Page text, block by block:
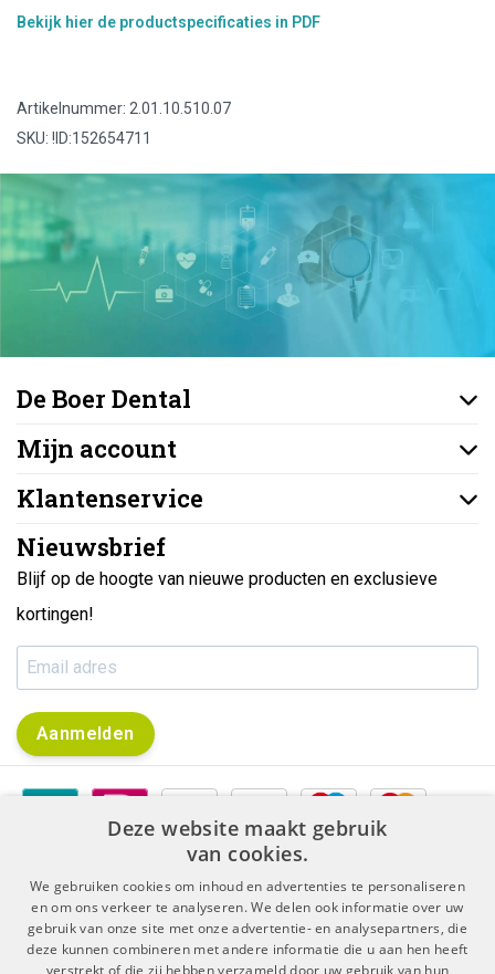
Bekijk hier de productspecificaties in PDF
Artikelnummer: 2.01.10.510.07
SKU: !ID:152654711
De Boer Dental
Mijn account
Klantenservice
Nieuwsbrief
Blijf op de hoogte van nieuwe producten en exclusieve
kortingen!
Aanmelden
Algemene voorwaarden | Disclaimer & Privacy Protocol |
Sitemap | RSS Feed
Deze website maakt gebruik
van cookies.
We gebruiken cookies om inhoud en advertenties te personaliseren
en om ons verkeer te analyseren. We delen ook informatie over uw
gebruik van onze site met onze advertentie- en analysepartners, die
deze kunnen combineren met andere informatie die u aan hen heeft
verstrekt of die zij hebben verzameld door uw gebruik van hun